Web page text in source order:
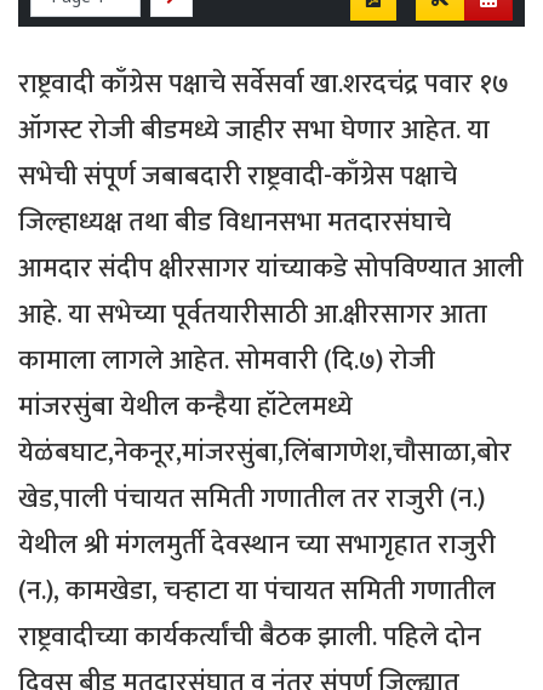
राष्ट्रवादी काँग्रेस पक्षाचे सर्वेसर्वा खा.शरदचंद्र पवार १७
ऑगस्ट रोजी बीडमध्ये जाहीर सभा घेणार आहेत. या
सभेची संपूर्ण जबाबदारी राष्ट्रवादी-काँग्रेस पक्षाचे
जिल्हाध्यक्ष तथा बीड विधानसभा मतदारसंघाचे
आमदार संदीप क्षीरसागर यांच्याकडे सोपविण्यात आली
आहे. या सभेच्या पूर्वतयारीसाठी आ.क्षीरसागर आता
कामाला लागले आहेत. सोमवारी (दि.७) रोजी
मांजरसुंबा येथील कन्हैया हॉटेलमध्ये
येळंबघाट,नेकनूर,मांजरसुंबा,लिंबागणेश,चौसाळा,बोर
खेड,पाली पंचायत समिती गणातील तर राजुरी (न.)
येथील श्री मंगलमुर्ती देवस्थान च्या सभागृहात राजुरी
(न.), कामखेडा, चर्‍हाटा या पंचायत समिती गणातील
राष्ट्रवादीच्या कार्यकर्त्यांची बैठक झाली. पहिले दोन